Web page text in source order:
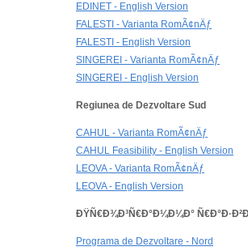
EDINET - English Version
FALESTI - Varianta RomÃ¢nÄƒ
FALESTI - English Version
SINGEREI - Varianta RomÃ¢nÄƒ
SINGEREI - English Version
Regiunea de Dezvoltare Sud
CAHUL - Varianta RomÃ¢nÄƒ
CAHUL Feasibility - English Version
LEOVA - Varianta RomÃ¢nÄƒ
LEOVA - English Version
ÐŸÑ€Ð¾Ð³Ñ€Ð°Ð¼Ð¼Ð°
Programa de Dezvoltare - Nord